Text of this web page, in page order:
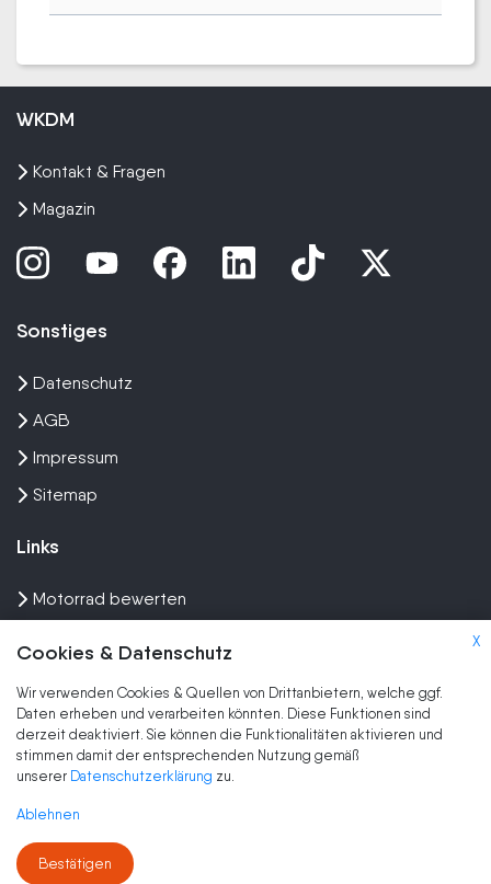
X
Cookies & Datenschutz
Wir verwenden Cookies & Quellen von Drittanbietern, welche ggf.
Daten erheben und verarbeiten könnten. Diese Funktionen sind
derzeit deaktiviert. Sie können die Funktionalitäten aktivieren und
stimmen damit der entsprechenden Nutzung gemäß
unserer Datenschutzerklärung zu.
Ablehnen
Bestätigen
WKDM
Kontakt & Fragen
Magazin
Sonstiges
Datenschutz
AGB
Impressum
Sitemap
Links
Motorrad bewerten
Wir kaufen dein Bike
Marken
Roller Verkaufen
Motorrad verkaufen